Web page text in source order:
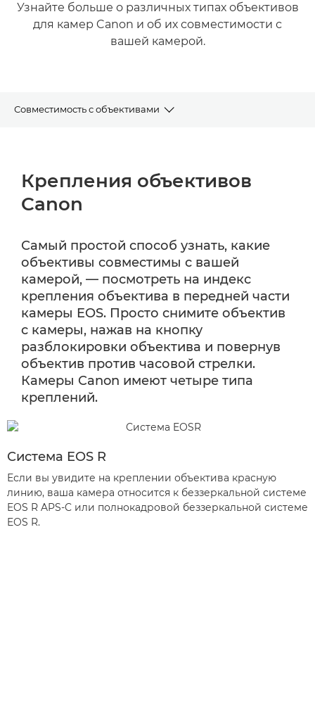
Узнайте больше о различных типах объективов
для камер Canon и об их совместимости с
вашей камерой.
Совместимость с объективами
Типы объективов
Таблица совместимости
Адаптеры объектива
Объективы по типу фото
Помощь в выборе
Крепления объективов
Canon
Самый простой способ узнать, какие
объективы совместимы с вашей
камерой, — посмотреть на индекс
крепления объектива в передней части
камеры EOS. Просто снимите объектив
с камеры, нажав на кнопку
разблокировки объектива и повернув
объектив против часовой стрелки.
Камеры Canon имеют четыре типа
креплений.
Система EOS R
Если вы увидите на креплении объектива красную
линию, ваша камера относится к беззеркальной системе
EOS R APS-C или полнокадровой беззеркальной системе
EOS R.